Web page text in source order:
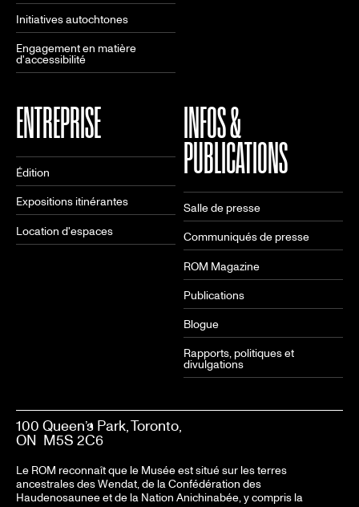
Initiatives autochtones
Engagement en matière
d'accessibilité
ENTREPRISE
Édition
Expositions itinérantes
Location d'espaces
INFOS &
PUBLICATIONS
Salle de presse
Communiqués de presse
ROM Magazine
Publications
Blogue
Rapports, politiques et
divulgations
100 Queen’s Park, Toronto,
ON M5S 2C6
Le ROM reconnaît que le Musée est situé sur les terres
ancestrales des Wendat, de la Confédération des
Haudenosaunee et de la Nation Anichinabée, y compris la